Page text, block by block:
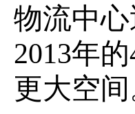
物流中
2013年
更大空间